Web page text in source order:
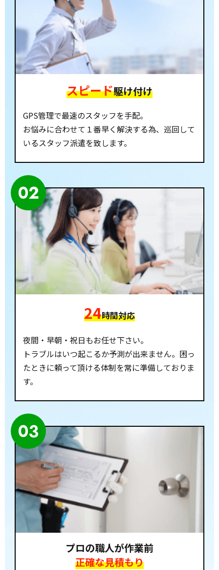
スピード駆け付け
GPS管理で最速のスタッフを手配。
お悩みに合わせて１番早く解決する為、巡回して
いるスタッフ派遣を致します。
02
24時間対応
夜間・早朝・祝日もお任せ下さい。
トラブルはいつ起こるか予測が出来ません。困っ
たときに頼って頂ける体制を常に準備しておりま
す。
03
プロの職人が作業前
正確な見積もり